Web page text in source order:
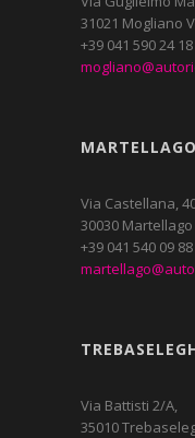
31021 Mogliano
+39 041 590 24 18
Via Castellana,
30030 Martellago
+39 041 540 09 88
Via Battisti 2/A,
35010